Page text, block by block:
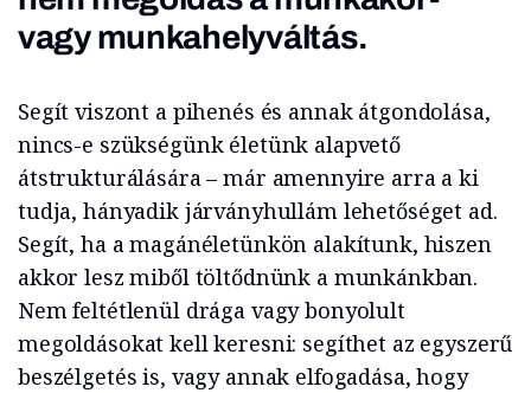
vagy munkahelyváltás.
Segít viszont a pihenés és annak átgondolása,
nincs-e szükségünk életünk alapvető
átstrukturálására – már amennyire arra a ki
tudja, hányadik járványhullám lehetőséget ad.
Segít, ha a magánéletünkön alakítunk, hiszen
akkor lesz miből töltődnünk a munkánkban.
Nem feltétlenül drága vagy bonyolult
megoldásokat kell keresni: segíthet az egyszerű
beszélgetés is, vagy annak elfogadása, hogy